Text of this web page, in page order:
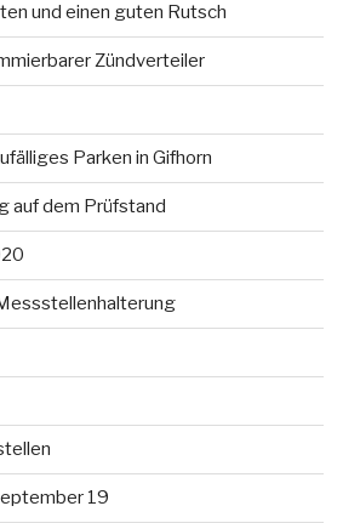
und einen guten Rutsch
Zündverteiler
Parken in Gifhorn
auf dem Prüfstand
19